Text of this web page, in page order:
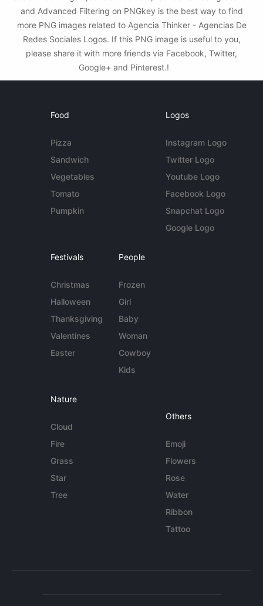
and Advanced Filtering on PNGkey is the best way to find
more PNG images related to Agencia Thinker - Agencias De
Redes Sociales Logos. If this PNG image is useful to you,
please share it with more friends via Facebook, Twitter,
Google+ and Pinterest.!
Food
Pizza
Sandwich
Vegetables
Tomato
Pumpkin
Logos
Instagram Logo
Twitter Logo
Youtube Logo
Facebook Logo
Snapchat Logo
Google Logo
Festivals
Christmas
Halloween
Thanksgiving
Valentines
Easter
People
Frozen
Girl
Baby
Woman
Cowboy
Kids
Nature
Cloud
Fire
Grass
Star
Tree
Others
Emoji
Flowers
Rose
Water
Ribbon
Tattoo